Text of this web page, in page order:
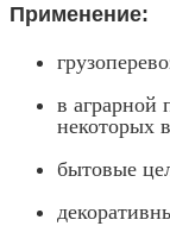
Применение:
в аграрной
некоторых
бытовые